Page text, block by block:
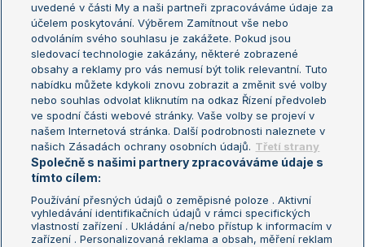
US Open
Turnaj mistrů
Turnaj mistryň
Aktualní trendy
Fotbalové přestupy
Livesport Daily
LS Prague Open
Podmínky užití
Nastavení soukromí
GDPR a žurnalistika
Reklama
uvedené v části My a naši partneři zpracováváme údaje za
účelem poskytování. Výběrem Zamítnout vše nebo
odvoláním svého souhlasu je zakážete. Pokud jsou
sledovací technologie zakázány, některé zobrazené
obsahy a reklamy pro vás nemusí být tolik relevantní. Tuto
nabídku můžete kdykoli znovu zobrazit a změnit své volby
nebo souhlas odvolat kliknutím na odkaz Řízení předvoleb
ve spodní části webové stránky. Vaše volby se projeví v
našem Internetová stránka. Další podrobnosti naleznete v
našich Zásadách ochrany osobních údajů. Třetí strany
Společně s našimi partnery zpracováváme údaje s
tímto cílem:
Používání přesných údajů o zeměpisné poloze . Aktivní
vyhledávání identifikačních údajů v rámci specifických
vlastností zařízení . Ukládání a/nebo přístup k informacím v
zařízení . Personalizovaná reklama a obsah, měření reklam